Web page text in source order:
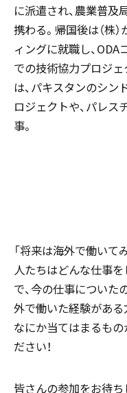
に派遣され、農業普
携わる。帰国後は（株
ィングに就職し、
での技術協力プロジェ
は、パキスタンのシ
ロジェクトや、パレ
事。
「将来は海外で働いて
人たちはどんな仕事を
で、今の仕事についた
外で働いた経験がある
なにか当てはまるもの
ださい！
皆さんの参加をお待ち